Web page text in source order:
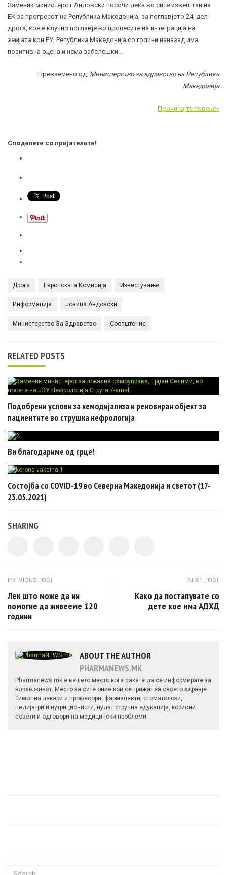
Заменик министерот Андовски посочи дека во сите извештаи на
ЕК за прогресот на Република Македонија, за поглавјето 24, дел
дрога, кое е клучно поглавје во процесите на интеграција на
земјата кон ЕУ, Република Македонија со години наназад има
позитивна оцена и нема забелешки
Превземено од: Министерство за здравство на Република
Македонија
Прочитајте повеќе»
Споделете со пријателите!
Дрога Европската Комисија Известување
Информација Јовица Андовски
Министерство За Здравство Соопштение
RELATED POSTS
Подобрени услови за хемодијализа и реновиран објект за
пациентите во струшка нефрологија
Ви благодариме од срце!
Состојба со COVID-19 во Северна Македонија и светот (17-
23.05.2021)
SHARING
Post navigation
PREVIOUS POST
Лек што може да ни
помогне да живееме 120
години
NEXT POST
Како да постапувате со
дете кое има АДХД
ABOUT THE AUTHOR
PHARMANEWS.MK
Pharmanews.mk е вашето место кога сакате да се информирате за
здрав живот. Место за сите оние кои се грижат за своето здравје.
Тимот на лекари и професори, фармацевти, стоматолози,
педијатри и нутриционисти, нудат стручна едукација, корисни
совети и одговори на медицински проблеми.
Search for: